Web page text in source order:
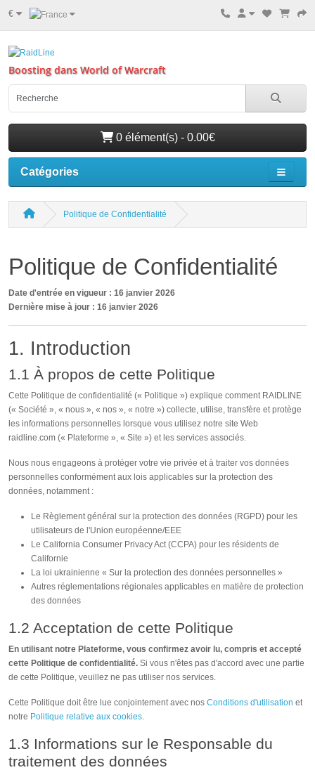
€
Boosting dans World of Warcraft
0 élément(s) - 0.00€
Catégories
Politique de Confidentialité
Politique de Confidentialité
Date d'entrée en vigueur : 16 janvier 2026
Dernière mise à jour : 16 janvier 2026
1. Introduction
1.1 À propos de cette Politique
Cette Politique de confidentialité (« Politique ») explique comment RAIDLINE
(« Société », « nous », « nos », « notre ») collecte, utilise, transfère et protège
les informations personnelles lorsque vous utilisez notre site Web
raidline.com (« Plateforme », « Site ») et les services associés.
Nous nous engageons à protéger votre vie privée et à traiter vos données
personnelles conformément aux lois applicables sur la protection des
données, notamment :
Le Règlement général sur la protection des données (RGPD) pour les
utilisateurs de l'Union européenne/EEE
Le California Consumer Privacy Act (CCPA) pour les résidents de
Californie
La loi ukrainienne « Sur la protection des données personnelles »
Autres réglementations régionales applicables en matière de protection
des données
1.2 Acceptation de cette Politique
En utilisant notre Plateforme, vous confirmez avoir lu, compris et accepté
cette Politique de confidentialité. Si vous n'êtes pas d'accord avec une partie
de cette Politique, veuillez ne pas utiliser nos services.
Cette Politique doit être lue conjointement avec nos Conditions d'utilisation et
notre Politique relative aux cookies.
1.3 Informations sur le Responsable du
traitement des données